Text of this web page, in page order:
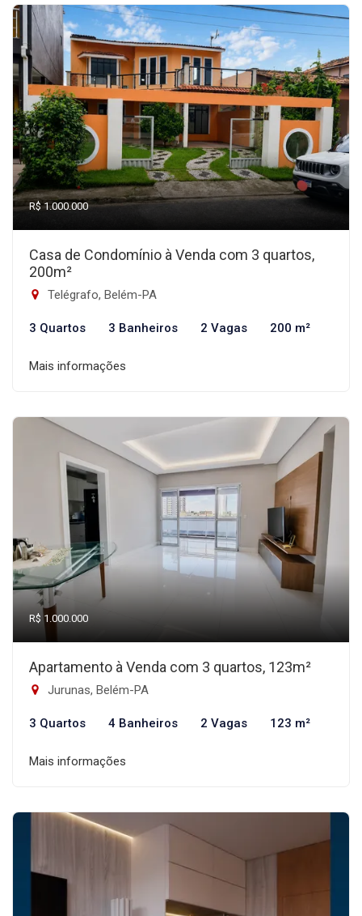
R$ 1.000.000
Casa de Condomínio à Venda com 3 quartos,
200m²
Telégrafo, Belém-PA
3 Quartos 3 Banheiros 2 Vagas 200 m²
Mais informações
R$ 1.000.000
Apartamento à Venda com 3 quartos, 123m²
Jurunas, Belém-PA
3 Quartos 4 Banheiros 2 Vagas 123 m²
Mais informações